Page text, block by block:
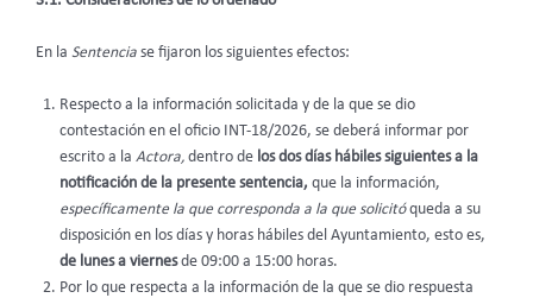
En la Sentencia se fijaron los siguientes efectos:
Respecto a la información solicitada y de la que se dio
contestación en el oficio INT-18/2026, se deberá informar por
escrito a la Actora, dentro de los dos días hábiles siguientes a la
notificación de la presente sentencia, que la información,
específicamente la que corresponda a la que solicitóqueda a su
disposición en los días y horas hábiles del Ayuntamiento, esto es,
de lunes a viernesde 09:00 a 15:00 horas.
Por lo que respecta a la información de la que se dio respuesta